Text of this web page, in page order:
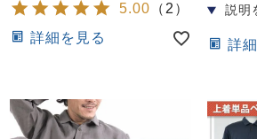
- Item Ranking -
ボーイズ半袖
ボーイ
き
5.00 （ 2 ）
詳細を見る
詳